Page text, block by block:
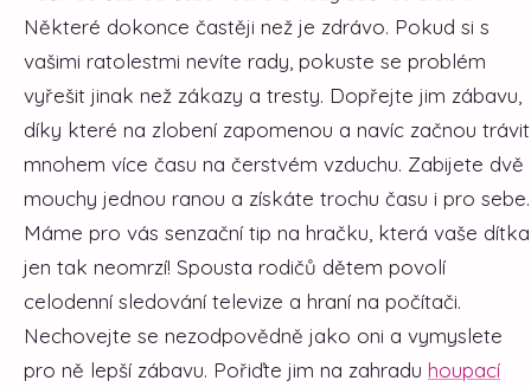
Některé dokonce častěji než je zdrávo. Pokud si s
vašimi ratolestmi nevíte rady, pokuste se problém
vyřešit jinak než zákazy a tresty. Dopřejte jim zábavu,
díky které na zlobení zapomenou a navíc začnou trávit
mnohem více času na čerstvém vzduchu. Zabijete dvě
mouchy jednou ranou a získáte trochu času i pro sebe.
Máme pro vás senzační tip na hračku, která vaše dítka
jen tak neomrzí! Spousta rodičů dětem povolí
celodenní sledování televize a hraní na počítači.
Nechovejte se nezodpovědně jako oni a vymyslete
pro ně lepší zábavu. Pořiďte jim na zahradu houpací